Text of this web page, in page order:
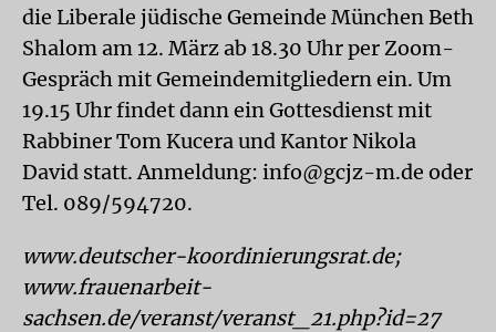
die Liberale jüdische Gemeinde München Beth
Shalom am 12. März ab 18.30 Uhr per Zoom-
Gespräch mit Gemeindemitgliedern ein. Um
19.15 Uhr findet dann ein Gottesdienst mit
Rabbiner Tom Kucera und Kantor Nikola
David statt. Anmeldung: info@gcjz-m.de oder
Tel. 089/594720.
www.deutscher-koordinierungsrat.de;
www.frauenarbeit-
sachsen.de/veranst/veranst_21.php?id=27